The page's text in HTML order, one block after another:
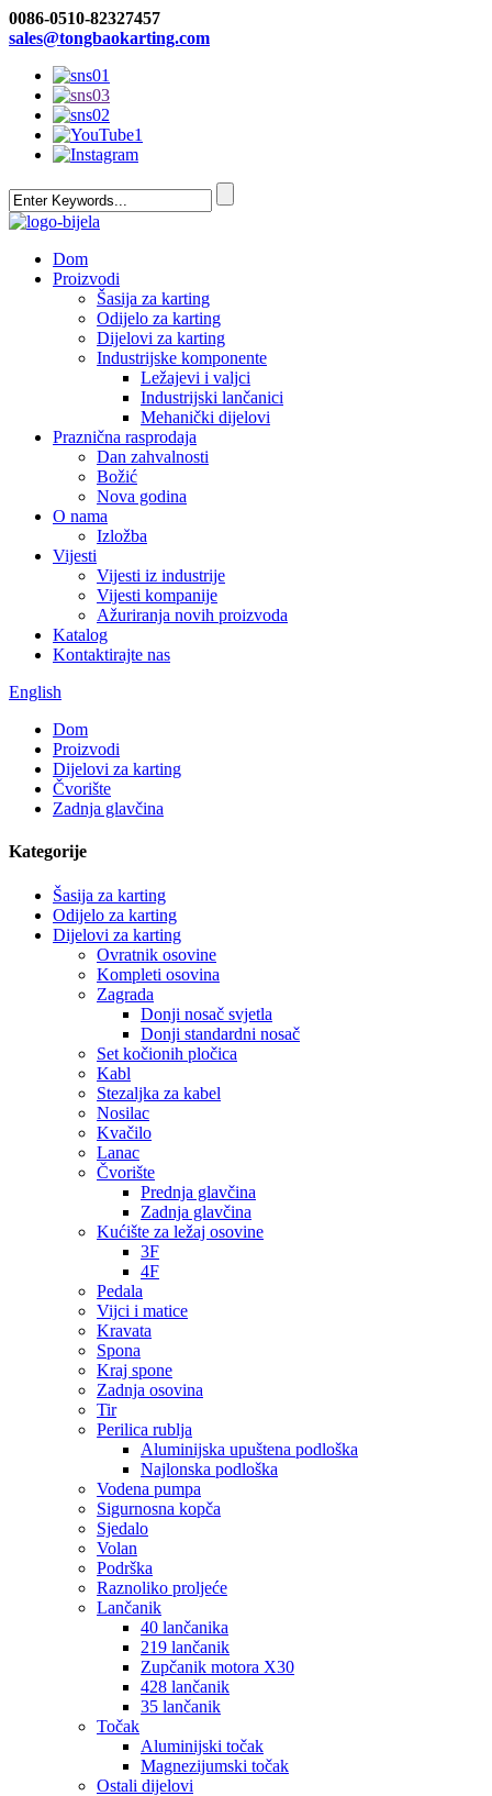
0086-0510-82327457
sales@tongbaokarting.com
Dom
Proizvodi
Šasija za karting
Odijelo za karting
Dijelovi za karting
Industrijske komponente
Ležajevi i valjci
Industrijski lančanici
Mehanički dijelovi
Praznična rasprodaja
Dan zahvalnosti
Božić
Nova godina
O nama
Izložba
Vijesti
Vijesti iz industrije
Vijesti kompanije
Ažuriranja novih proizvoda
Katalog
Kontaktirajte nas
English
Dom
Proizvodi
Dijelovi za karting
Čvorište
Zadnja glavčina
Kategorije
Šasija za karting
Odijelo za karting
Dijelovi za karting
Ovratnik osovine
Kompleti osovina
Zagrada
Donji nosač svjetla
Donji standardni nosač
Set kočionih pločica
Kabl
Stezaljka za kabel
Nosilac
Kvačilo
Lanac
Čvorište
Prednja glavčina
Zadnja glavčina
Kućište za ležaj osovine
3F
4F
Pedala
Vijci i matice
Kravata
Spona
Kraj spone
Zadnja osovina
Tir
Perilica rublja
Aluminijska upuštena podloška
Najlonska podloška
Vodena pumpa
Sigurnosna kopča
Sjedalo
Volan
Podrška
Raznoliko proljeće
Lančanik
40 lančanika
219 lančanik
Zupčanik motora X30
428 lančanik
35 lančanik
Točak
Aluminijski točak
Magnezijumski točak
Ostali dijelovi